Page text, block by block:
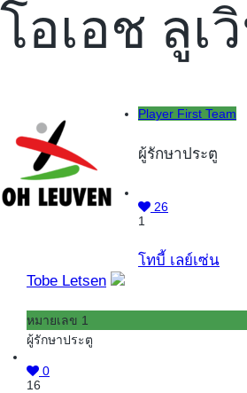
โอเอช ลูเ
Player First Team
ผู้รักษาประตู
26
1
โทบี้ เลย์เซ่น
Tobe Letsen
หมายเลข 1
ผู้รักษาประตู
0
16